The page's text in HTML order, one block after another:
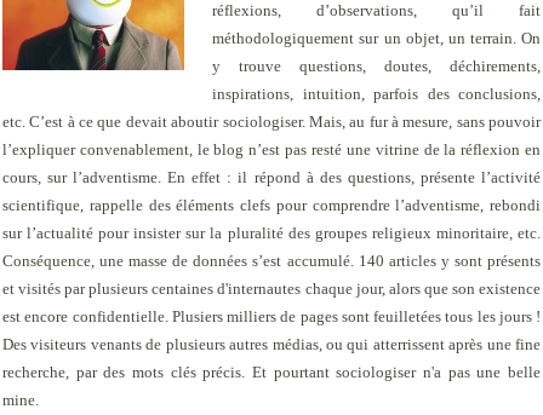
réflexions, d’observations, qu’il fait
méthodologiquement sur un objet, un terrain. On
y trouve questions, doutes, déchirements,
inspirations, intuition, parfois des conclusions,
etc. C’est à ce que devait aboutir sociologiser. Mais, au fur à mesure, sans pouvoir
l’expliquer convenablement, le blog n’est pas resté une vitrine de la réflexion en
cours, sur l’adventisme. En effet : il répond à des questions, présente l’activité
scientifique, rappelle des éléments clefs pour comprendre l’adventisme, rebondi
sur l’actualité pour insister sur la pluralité des groupes religieux minoritaire, etc.
Conséquence, une masse de données s’est accumulé. 140 articles y sont présents
et visités par plusieurs centaines d'internautes chaque jour, alors que son existence
est encore confidentielle. Plusiers milliers de pages sont feuilletées tous les jours !
Des visiteurs venants de plusieurs autres médias, ou qui atterrissent après une fine
recherche, par des mots clés précis. Et pourtant sociologiser n'a pas une belle
mine.